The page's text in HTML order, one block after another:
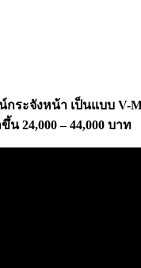
กระจังหน้า เป็นแบบ V-
ขึ้น24,000 – 44,000 บาท